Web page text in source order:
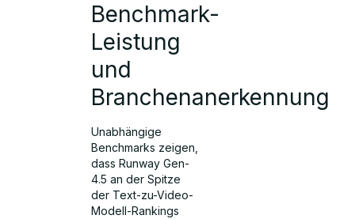
Benchmark-
Leistung
und
Branchenanerkennung
Unabhängige
Benchmarks zeigen,
dass Runway Gen-
4.5 an der Spitze
der Text-zu-Video-
Modell-Rankings